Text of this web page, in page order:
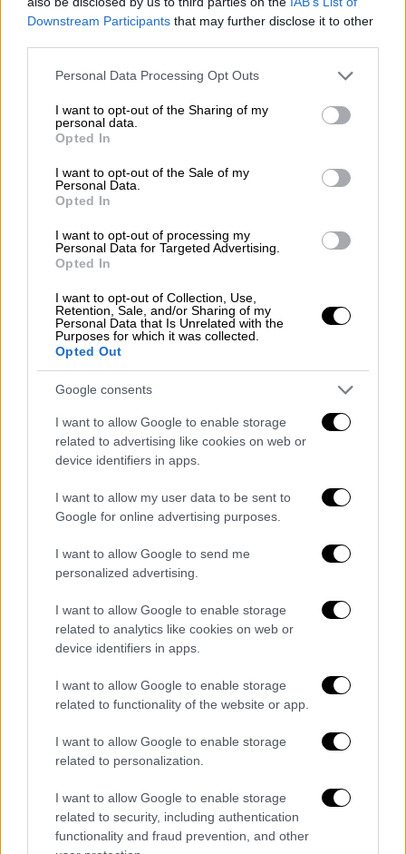
Downstream Participants that may further disclose it to other
Please note that this website/app uses one or more Google
not limited to your visit or usage behaviour. You may click to
grant or deny consent to Google and its third-party tags to
use your data for below specified purposes in below Google
consent section.
Personal Data Processing Opt Outs
I want to opt-out of the Sharing of my
personal data.
Opted In
I want to opt-out of the Sale of my
Personal Data.
Opted In
I want to opt-out of processing my
Personal Data for Targeted Advertising.
Opted In
I want to opt-out of Collection, Use,
Retention, Sale, and/or Sharing of my
Personal Data that Is Unrelated with the
Purposes for which it was collected.
Opted Out
Google consents
I want to allow Google to enable storage
related to advertising like cookies on web or
device identifiers in apps.
I want to allow my user data to be sent to
Google for online advertising purposes.
I want to allow Google to send me
personalized advertising.
I want to allow Google to enable storage
related to analytics like cookies on web or
device identifiers in apps.
I want to allow Google to enable storage
related to functionality of the website or app.
I want to allow Google to enable storage
related to personalization.
I want to allow Google to enable storage
related to security, including authentication
functionality and fraud prevention, and other
έναν μήνα μετά τον θάνατο του άντρα.
«Κάποια μέρα έπειτα από τον θάνατο του
πατέρα μου, ένας ταχυδρόμος χτύπησε την
είχε πεθάνει έναν μήνα πριν. Τότε μου
έδωσε μια επιστολή από την τοπική
τράπεζα. Στην αρχή πιστέψαμε ότι ο
πατέρας μου είχε πάρει ένα δάνειο. Ωστόσο,
όταν ανοίξαμε το γράμμα, δεν μπορούσαμε να
πιστέψουμε στα μάτια μας. Ο πατέρας μου
είχε 22 εκατ. αιγυπτιακές λίρες (περίπου 1,2
εκατ. ευρώ) καταθέσεις στην τράπεζα.
Έπεσα λιπόθυμος στο πάτωμα και με πήγαν
στο νοσοκομείο» λέει ο γιος του
εκατομμυριούχου ζητιάνου
Σύμφωνα με τις πληροφορίες, ο άντρας
άντρας εργαζόταν σε μια χώρα του
Περσικού
Κόλπου. Όταν κάποτε γύρισε στο χωριό του
στην Αίγυπτο, δεν είπε τίποτα για τα πλούτη
του και παραπονούνταν για τη φτώχεια που
Όλες οι ειδήσεις
Πυροσβεστική - Τα μέτρα που τίθενται σε
Υποχρεωτικός εμβολιασμός: Στο τραπέζι για
Self test: Αρχίζει ξανά η δωρεάν διάθεση στα
φαρμακεία από 1η Ιουλίου- Ποιους αφορά